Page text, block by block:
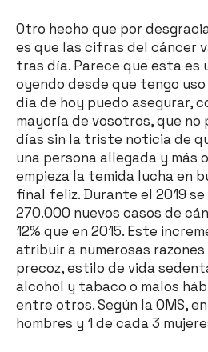
Otro hecho que por
es que las cifras del cáncer
tras día. Parece que esta es
oyendo desde que tengo
día de hoy puedo asegurar,
mayoría de vosotros, que no
días sin la triste noticia de
una persona allegada y más
empieza la temida lucha en
final feliz. Durante el 2019
270.000 nuevos casos de
12% que en 2015. Este
atribuir a numerosas
precoz, estilo de vida
alcohol y tabaco o malos
entre otros. Según la OMS,
hombres y 1 de cada 3